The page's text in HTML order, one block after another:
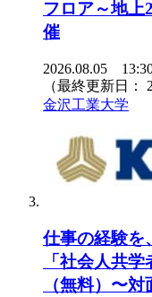
フロア～地上
催
2026.08.05
（最終更新日：
金沢工業大学
仕事の経験を
「社会人共
（無料）〜